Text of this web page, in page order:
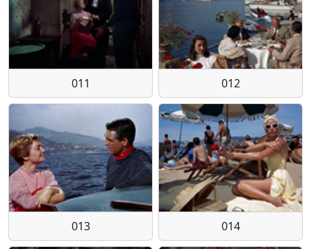
011 012
013 014